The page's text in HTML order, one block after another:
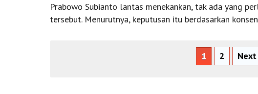
Prabowo Subianto lantas menekankan, tak ada yang
tersebut. Menurutnya, keputusan itu berdasarkan
1 2